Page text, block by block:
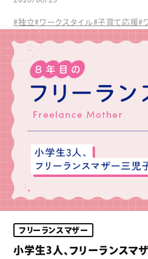
#独立#ワークスタイル#子育て応援#
フリーランスマザー
小学生3人、フリーランスマ